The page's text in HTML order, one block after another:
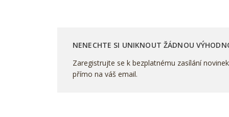
NENECHTE SI UNIKNOUT ŽÁDNOU
Zaregistrujte se k bezplatnému zasílání
přímo na váš email.